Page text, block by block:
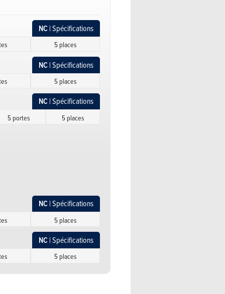
NC| Spécifications
5 places
NC| Spécifications
5 places
NC| Spécifications
5 portes 5 places
NC| Spécifications
5 places
NC| Spécifications
NC| Spécifications
5 places
NC| Spécifications
5 places